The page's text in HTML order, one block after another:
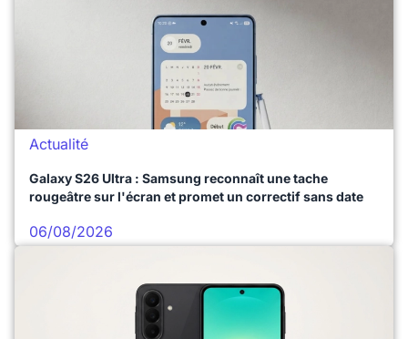
Actualité
Galaxy S26 Ultra : Samsung reconnaît une tache
rougeâtre sur l'écran et promet un correctif sans date
06/08/2026